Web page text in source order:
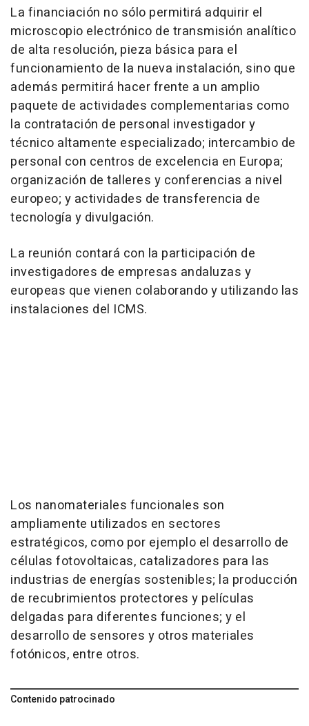
La financiación no sólo permitirá adquirir el
microscopio electrónico de transmisión analítico
de alta resolución, pieza básica para el
funcionamiento de la nueva instalación, sino que
además permitirá hacer frente a un amplio
paquete de actividades complementarias como
la contratación de personal investigador y
técnico altamente especializado; intercambio de
personal con centros de excelencia en Europa;
organización de talleres y conferencias a nivel
europeo; y actividades de transferencia de
tecnología y divulgación.
La reunión contará con la participación de
investigadores de empresas andaluzas y
europeas que vienen colaborando y utilizando las
instalaciones del ICMS.
Los nanomateriales funcionales son
ampliamente utilizados en sectores
estratégicos, como por ejemplo el desarrollo de
células fotovoltaicas, catalizadores para las
industrias de energías sostenibles; la producción
de recubrimientos protectores y películas
delgadas para diferentes funciones; y el
desarrollo de sensores y otros materiales
fotónicos, entre otros.
Contenido patrocinado